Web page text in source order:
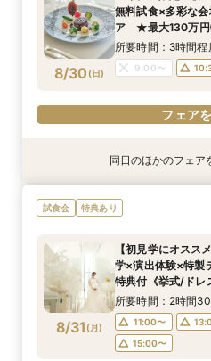
8/29(土) 9:00〜
15:00〜
8/29(土) 11:00〜
15:00〜
8/29(土)
11:00〜
フェアを
8/30 (日)
無料試食×多彩な
ア ★最大130万円
所要時間：3時間程
9:00〜
フェア
特典あり
8/30 (日 )
【絶景ロケーショ
見学＆特製スイー
所要時間：2時間
9:00〜
15:00〜
フェアを
特典あり
8/30 (日 )
【しっかりお見積
イダル相談会 ★豪
所要時間：2時間
11:00〜
15:00〜
フェアを
特典あり
8/30 (日 )
【最短1ヶ月の準
談フェア（10名/57
11:00〜
フェアを
同日のほかのフェア
試食会 特典あり
8/31 (月)
【初見学にオスス
学×演出体験×特
特典付《挙式/ドレ
所要時間：2時間
11:00〜
15:00〜